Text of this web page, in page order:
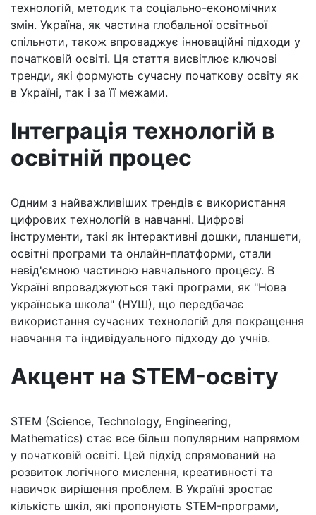
технологій, методик та соціально-економічних
змін. Україна, як частина глобальної освітньої
спільноти, також впроваджує інноваційні підходи у
початковій освіті. Ця стаття висвітлює ключові
тренди, які формують сучасну початкову освіту як
в Україні, так і за її межами.
Інтеграція технологій в
освітній процес
Одним з найважливіших трендів є використання
цифрових технологій в навчанні. Цифрові
інструменти, такі як інтерактивні дошки, планшети,
освітні програми та онлайн-платформи, стали
невід'ємною частиною навчального процесу. В
Україні впроваджуються такі програми, як "Нова
українська школа" (НУШ), що передбачає
використання сучасних технологій для покращення
навчання та індивідуального підходу до учнів.
Акцент на STEM-освіту
STEM (Science, Technology, Engineering,
Mathematics) стає все більш популярним напрямом
у початковій освіті. Цей підхід спрямований на
розвиток логічного мислення, креативності та
навичок вирішення проблем. В Україні зростає
кількість шкіл, які пропонують STEM-програми,